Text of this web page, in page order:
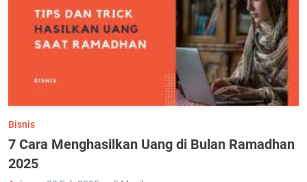
Bisnis
7 Cara Menghasilkan Uang di Bulan Ramadhan
2025